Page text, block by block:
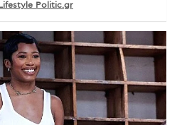
Politic.gr